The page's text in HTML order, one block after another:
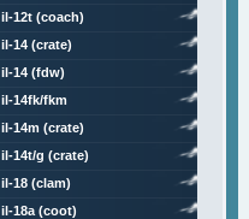
il-12t (coach)
il-14 (crate)
il-14 (fdw)
il-14fk/fkm
il-14m (crate)
il-14t/g (crate)
il-18 (clam)
il-18a (coot)